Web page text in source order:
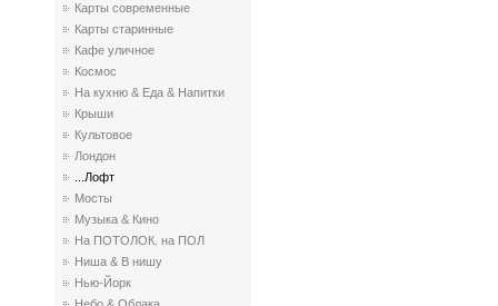
Карты современные
Карты старинные
Кафе уличное
Космос
На кухню & Еда & Напитки
Крыши
Культовое
Лондон
...Лофт
Мосты
Музыка & Кино
На ПОТОЛОК. на ПОЛ
Ниша & В нишу
Нью-Йорк